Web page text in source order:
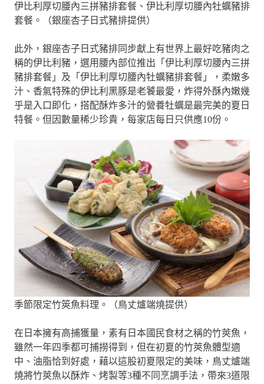
伊比利厚切腰內三拼豬排套餐、伊比利厚切腰內牡蠣豬排
套餐。（銀座杏子日式豬排提供）
此外，銀座杏子日式豬排同步獻上有世界上最好吃豬肉之
稱的伊比利豬，選用腰內部位推出「伊比利厚切腰內三拼
豬排套餐」及「伊比利厚切腰內牡蠣豬排套餐」，柔嫩多
汁、香氣特殊的伊比利黑豚是老饕最愛，炸得外酥內嫩幾
乎是入口即化，搭配酥炸多汁的營養牡蠣是最完美的夏日
特餐。但因數量稀少珍貴，每家店每日只供應10份。
季節限定竹筴魚料理。（鳥丈爐端燒提供）
在日本擁有高捕獲量，素有日本國民食材之稱的竹莢魚，
雖然一年四季都可捕撈得到，但在初夏的竹莢魚體型適
中、油脂恰到好處，藉以這股初夏限定的美味，鳥丈爐端
燒將竹莢魚以酥炸、烤製等3種不同烹調手法，帶來3道限